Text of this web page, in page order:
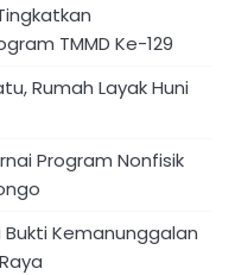
TMMD Ke-129
Rumah Layak Huni
Program Nonfisik
Bukti Kemanunggalan